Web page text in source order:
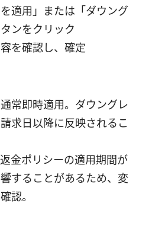
を適用」または「ダウング
ンをクリック
を確認し、確定
常即時適用。ダウングレ
求日以降に反映されるこ
金ポリシーの適用期間が
することがあるため、変
認。